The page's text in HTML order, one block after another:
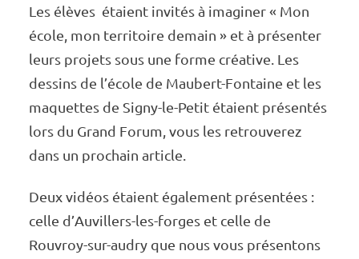
Les élèves étaient invi­­­tés à imagi­­­ner « Mon
école, mon terri­­­toire demain » et à présen­­­ter
leurs projets sous une forme créa­­­tive. Les
dessins de l’école de Maubert-Fontaine et les
maquettes de Signy-le-Petit étaient présen­­­tés
lors du Grand Forum, vous les retrou­­­ve­­­rez
dans un prochain article.
Deux vidéos étaient égale­­­ment présen­­­tées :
celle d’Au­­­vil­­lers-les-forges et celle de
Rouvroy-sur-audry que nous vous présen­­­tons